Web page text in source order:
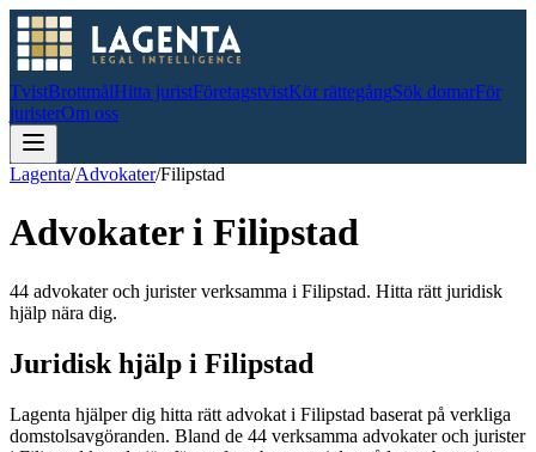
TvistBrottmålHitta juristFöretagstvistKör rättegångSök domarFör
juristerOm oss
Lagenta/Advokater/Filipstad
Advokater i Filipstad
44 advokater och jurister verksamma i Filipstad. Hitta rätt juridisk
hjälp nära dig.
Juridisk hjälp i Filipstad
Lagenta hjälper dig hitta rätt advokat i Filipstad baserat på verkliga
domstolsavgöranden. Bland de 44 verksamma advokater och jurister